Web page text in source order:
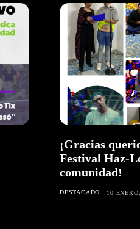
¡Gracias
Festival Haz-
comunidad!
DESTACADO 10